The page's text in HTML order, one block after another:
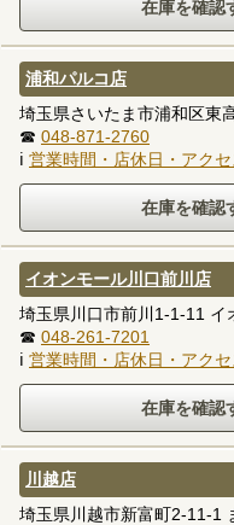
浦和パルコ店
埼玉県さいたま市浦和区東
☎ 048-871-2760
ℹ 営業時間・店休日・アク
イオンモール川口前川店
埼玉県川口市前川1-1-11 イ
☎ 048-261-7201
ℹ 営業時間・店休日・アク
川越店
埼玉県川越市新富町2-11-1